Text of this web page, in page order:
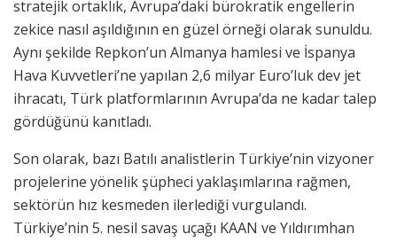
stratejik ortaklık, Avrupa’daki bürokratik engellerin
zekice nasıl aşıldığının en güzel örneği olarak sunuldu.
Aynı şekilde Repkon’un Almanya hamlesi ve İspanya
Hava Kuvvetleri’ne yapılan 2,6 milyar Euro’luk dev jet
ihracatı, Türk platformlarının Avrupa’da ne kadar talep
gördüğünü kanıtladı.
​Son olarak, bazı Batılı analistlerin Türkiye’nin vizyoner
projelerine yönelik şüpheci yaklaşımlarına rağmen,
sektörün hız kesmeden ilerlediği vurgulandı.
Türkiye’nin 5. nesil savaş uçağı KAAN ve Yıldırımhan